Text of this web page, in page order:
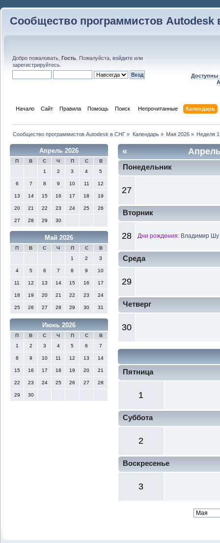
Сообщество программистов Autodesk
Добро пожаловать, Гость . Пожалуйста, войдите или
зарегистрируйтесь
Доступны
Начало Сайт Правила Помощь Поиск Непрочитанные Календарь
Сообщество программистов Autodesk в СНГ » Календарь» Мая 2026» Неделя
Апрель 2026
П В С Ч П С
В
1
2 3 4 5
6 7 8 9 10 11 12
13 14 15 16 17 18 19
20 21 22 23 24 25 26
27 28 29 30
Май 2026
П В С Ч П С
В
1
2 3
4 5 6 7 8 9 10
11 12 13 14 15 16 17
18 19 20 21 22 23 24
25 26 27 28 29 30 31
Июнь 2026
П В С Ч П С
В
1
2 3 4 5 6 7
8 9 10 11 12 13 14
15 16 17 18 19 20 21
22 23 24 25 26 27 28
29 30
«
Понедельник
27
Вторник
28 Дни рождения: Владимир Шу
Среда
29
Четверг
30
Пятница
1
Суббота
2
Воскресенье
3